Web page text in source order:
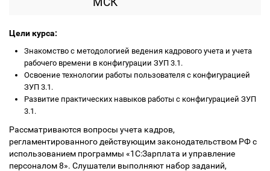
Цели курса:
Знакомство с методологией ведения кадрового учета и учета
рабочего времени в конфигурации ЗУП 3.1.
Освоение технологии работы пользователя с конфигурацией
ЗУП 3.1.
Развитие практических навыков работы с конфигурацией ЗУП
3.1.
Рассматриваются вопросы учета кадров,
регламентированного действующим законодательством РФ с
использованием программы «1С:Зарплата и управление
персоналом 8». Слушатели выполняют набор заданий,